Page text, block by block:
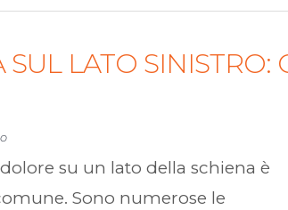
LATO SINISTRO:
su un lato della schiena è
Sono numerose le